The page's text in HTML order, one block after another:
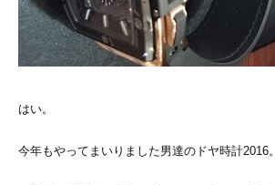
はい。
今年もやってまいりました男達のドヤ時計2016。